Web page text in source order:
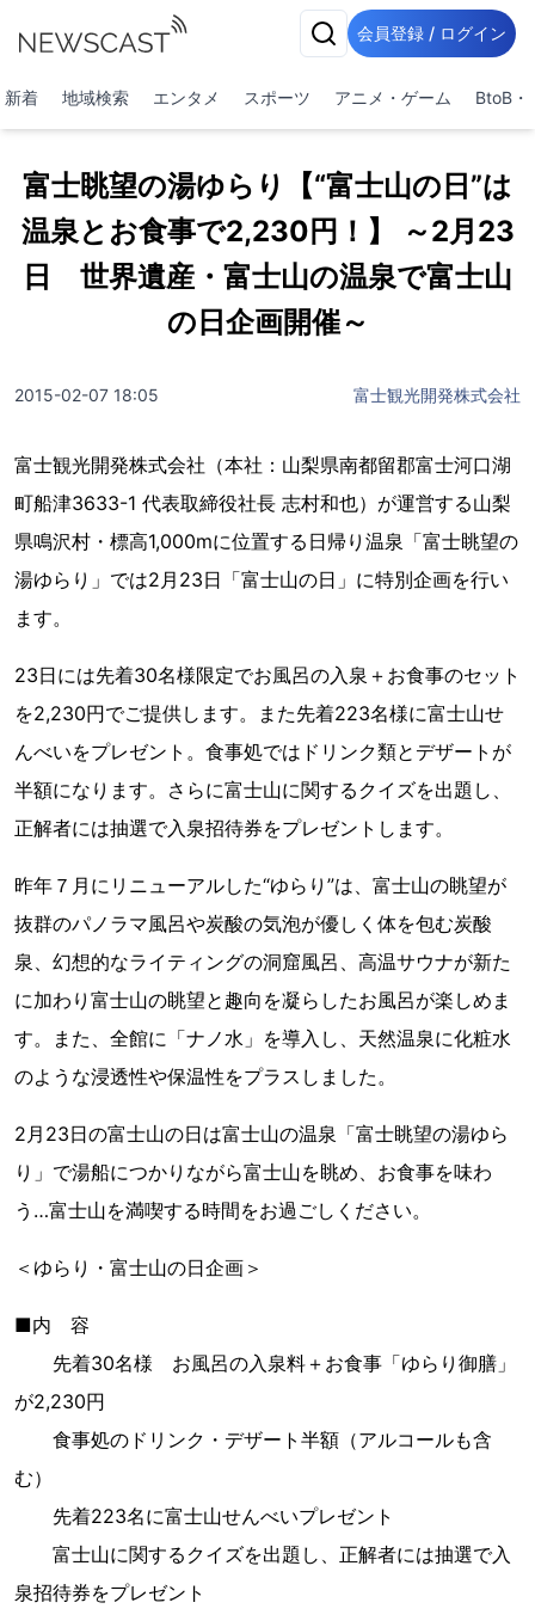
会員登録 / ログイン
新着 地域検索 エンタメ スポーツ アニメ・ゲーム BtoB・
富士眺望の湯ゆらり【“富士山の日”は
温泉とお食事で2,230円！】 ～2月23
日 世界遺産・富士山の温泉で富士山
の日企画開催～
2015-02-07 18:05 富士観光開発株式会社
富士観光開発株式会社（本社：山梨県南都留郡富士河口湖
町船津3633-1 代表取締役社長 志村和也）が運営する山梨
県鳴沢村・標高1,000mに位置する日帰り温泉「富士眺望の
湯ゆらり」では2月23日「富士山の日」に特別企画を行い
ます。
23日には先着30名様限定でお風呂の入泉＋お食事のセット
を2,230円でご提供します。また先着223名様に富士山せ
んべいをプレゼント。食事処ではドリンク類とデザートが
半額になります。さらに富士山に関するクイズを出題し、
正解者には抽選で入泉招待券をプレゼントします。
昨年７月にリニューアルした“ゆらり”は、富士山の眺望が
抜群のパノラマ風呂や炭酸の気泡が優しく体を包む炭酸
泉、幻想的なライティングの洞窟風呂、高温サウナが新た
に加わり富士山の眺望と趣向を凝らしたお風呂が楽しめま
す。また、全館に「ナノ水」を導入し、天然温泉に化粧水
のような浸透性や保温性をプラスしました。
2月23日の富士山の日は富士山の温泉「富士眺望の湯ゆら
り」で湯船につかりながら富士山を眺め、お食事を味わ
う…富士山を満喫する時間をお過ごしください。
＜ゆらり・富士山の日企画＞
■内 容
先着30名様 お風呂の入泉料＋お食事「ゆらり御膳」
が2,230円
食事処のドリンク・デザート半額（アルコールも含
む）
先着223名に富士山せんべいプレゼント
富士山に関するクイズを出題し、正解者には抽選で入
泉招待券をプレゼント